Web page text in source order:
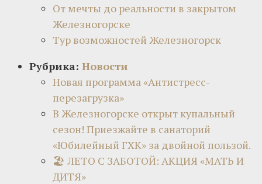
От мечты до реальности в закрытом
Железногорске
Тур возможностей Железногорск
Рубрика: Новости
Новая программа «Антистресс-
перезагрузка»
В Железногорске открыт купальный
сезон! Приезжайте в санаторий
«Юбилейный ГХК» за двойной пользой.
🏖 ЛЕТО С ЗАБОТОЙ: АКЦИЯ «МАТЬ И
ДИТЯ»